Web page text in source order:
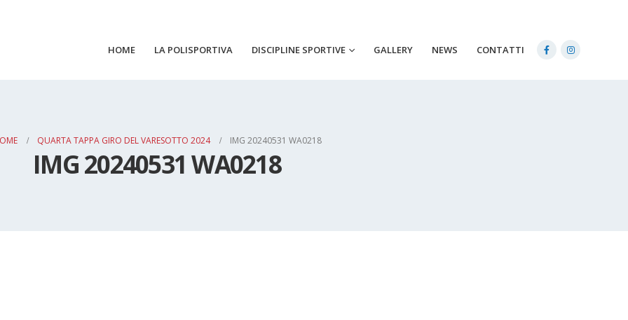
HOME LA POLISPORTIVA DISCIPLINE SPORTIVE GALLERY NEWS CONTATTI
QUARTA TAPPA GIRO DEL VARESOTTO 2024 IMG 20240531 WA0218
IMG 20240531 WA0218